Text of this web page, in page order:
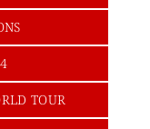
TOUR